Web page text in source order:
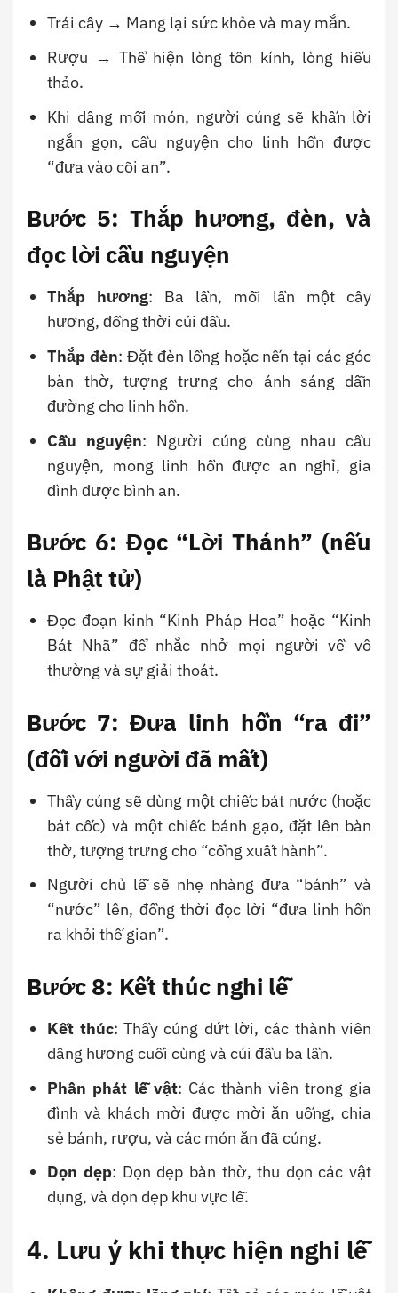
Trái cây → Mang lại sức khỏe và may mắn.
Rượu → Thể hiện lòng tôn kính, lòng hiếu
thảo.
Khi dâng mỗi món, người cúng sẽ khấn lời
ngắn gọn, cầu nguyện cho linh hồn được
“đưa vào cõi an”.
Bước 5: Thắp hương, đèn, và
đọc lời cầu nguyện
Thắp hương: Ba lần, mỗi lần một cây
hương, đồng thời cúi đầu.
Thắp đèn: Đặt đèn lồng hoặc nến tại các góc
bàn thờ, tượng trưng cho ánh sáng dẫn
đường cho linh hồn.
Cầu nguyện: Người cúng cùng nhau cầu
nguyện, mong linh hồn được an nghỉ, gia
đình được bình an.
Bước 6: Đọc “Lời Thánh” (nếu
là Phật tử)
Đọc đoạn kinh “Kinh Pháp Hoa” hoặc “Kinh
Bát Nhã” để nhắc nhở mọi người về vô
thường và sự giải thoát.
Bước 7: Đưa linh hồn “ra đi”
(đối với người đã mất)
Thầy cúng sẽ dùng một chiếc bát nước (hoặc
bát cốc) và một chiếc bánh gạo, đặt lên bàn
thờ, tượng trưng cho “cổng xuất hành”.
Người chủ lễ sẽ nhẹ nhàng đưa “bánh” và
“nước” lên, đồng thời đọc lời “đưa linh hồn
ra khỏi thế gian”.
Bước 8: Kết thúc nghi lễ
Kết thúc: Thầy cúng dứt lời, các thành viên
dâng hương cuối cùng và cúi đầu ba lần.
Phân phát lễ vật: Các thành viên trong gia
đình và khách mời được mời ăn uống, chia
sẻ bánh, rượu, và các món ăn đã cúng.
Dọn dẹp: Dọn dẹp bàn thờ, thu dọn các vật
dụng, và dọn dẹp khu vực lễ.
4. Lưu ý khi thực hiện nghi lễ